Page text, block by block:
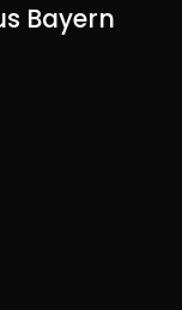
Bayern